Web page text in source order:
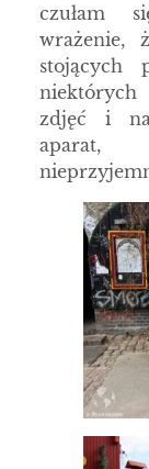
czułam
wrażenie,
stojących
niektórych
zdjęć i na
aparat,